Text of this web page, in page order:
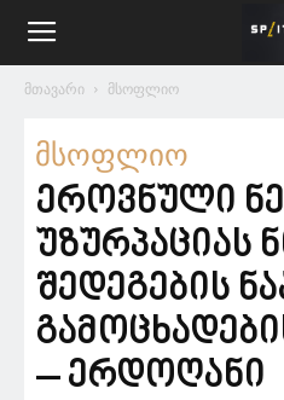
მთავარი მსოფლიო
მსოფლიო
ეროვნული
უზურპაციას
შედეგების
– ერდოღანი